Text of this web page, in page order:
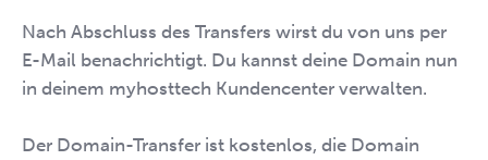
Nach Abschluss des Transfers wirst du von uns per
E-Mail benachrichtigt. Du kannst deine Domain nun
in deinem myhosttech Kundencenter verwalten.
Der Domain-Transfer ist kostenlos, die Domain